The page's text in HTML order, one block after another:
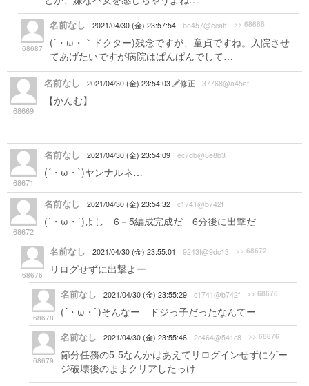
68687
名前なし 2021/04/30 (金) 23:57:54 be457@ecaff >> 68668
(´・ω・｀ドクター)残念ですが、童貞ですね。入院させ
てあげたいですが病院はぱんぱんでして…
68669
名前なし 2021/04/30 (金) 23:54:03 修正 37768@a45af
【かんむ】
68671
名前なし 2021/04/30 (金) 23:54:09 ec7db@8e8b3
(´・ω・`)ヤンナルネ…
68672
名前なし 2021/04/30 (金) 23:54:32 c1741@b742f
(´・ω・`)よし 6－5編成完成だ 6分後に出撃だ
68676
名前なし 2021/04/30 (金) 23:55:01 9243f@9dc13 >> 68672
リログせずに出撃よー
68678
名前なし 2021/04/30 (金) 23:55:29 c1741@b742f >> 68676
(´・ω・`)そんなー ドジっ子だったなんてー
68679
名前なし 2021/04/30 (金) 23:55:46 2c464@541c8 >> 68676
節分任務の5-5なんかはあえてリログインせずにゲー
ジ破壊後のままクリアしたっけ